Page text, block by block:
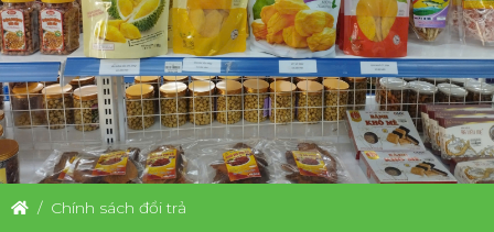
Chính sách đổi trả